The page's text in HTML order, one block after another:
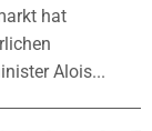
hat
Alois...